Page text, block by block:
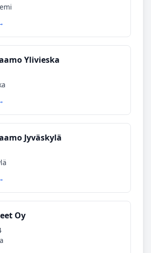
Ylivieska
Jyväskylä
Oy